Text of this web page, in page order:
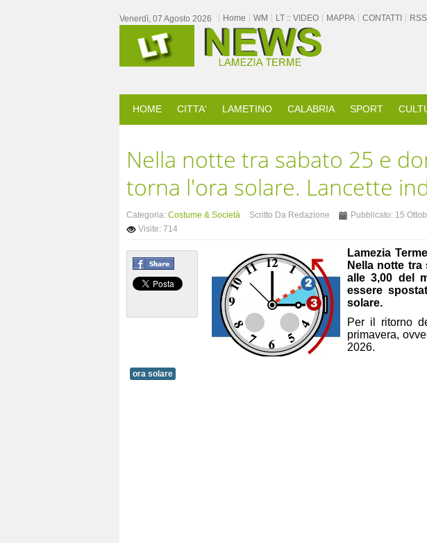
Venerdì, 07 Agosto 2026 Home WM LT :: VIDEO MAPPA CONTATTI RSS
HOME CITTA' LAMETINO CALABRIA SPORT
Nella notte tra sabato 25 e
torna l'ora solare. Lancette
Categoria: Costume & Società Scritto Da Redazione
Pubblicato: 15
Visite: 714
Lamezia Terme
Nella notte
alle 3,00 del
essere
solare.
Per il ritorno
primavera,
2026.
ora solare